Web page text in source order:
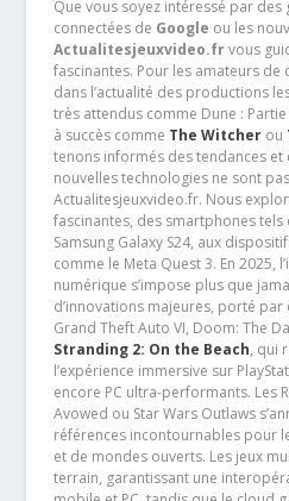
Que vous soyez intéressé par
connectées de Google ou les
Actualitesjeuxvideo.frvous
fascinantes. Pour les amateurs de
dans l’actualité des productions
très attendus comme Dune :
à succès comme The Witcherou
tenons informés des tendances et
nouvelles technologies ne sont
Actualitesjeuxvideo.fr. Nous
fascinantes, des smartphones tels
Samsung Galaxy S24, aux
comme le Meta Quest 3. En 2025,
numérique s’impose plus que
d’innovations majeures, porté
Grand Theft Auto VI, Doom: The
Stranding 2: On the Beach, qui
l’expérience immersive sur
encore PC ultra-performants. Les
Avowed ou Star Wars Outlaws
références incontournables pour
et de mondes ouverts. Les jeux
terrain, garantissant une